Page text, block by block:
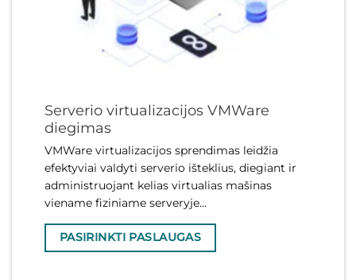
Serverio virtualizacijos VMWare
diegimas
VMWare virtualizacijos sprendimas leidžia
efektyviai valdyti serverio išteklius, diegiant ir
administruojant kelias virtualias mašinas
viename fiziniame serveryje...
PASIRINKTI PASLAUGAS